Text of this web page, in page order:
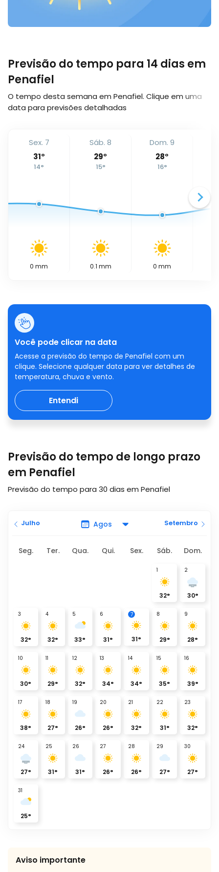
Previsão do tempo para 14 dias em
Penafiel
O tempo desta semana em Penafiel. Clique em uma
data para previsões detalhadas
Sex. 7
31°
14°
0 mm
Sáb. 8
29°
15°
0.1 mm
Dom. 9
28°
16°
0 mm
Você pode clicar na data
Acesse a previsão do tempo de Penafiel com um
clique. Selecione qualquer data para ver detalhes de
temperatura, chuva e vento.
Entendi
Previsão do tempo de longo prazo
em Penafiel
Previsão do tempo para 30 dias em Penafiel
Julho Setembro
Seg. Ter. Qua. Qui. Sex. Sáb. Dom.
1
32°
2
30°
3
32°
4
32°
5
33°
6
31°
7
31°
8
29°
9
28°
10
30°
11
29°
12
32°
13
34°
14
34°
15
35°
16
39°
17
38°
18
27°
19
26°
20
26°
21
32°
22
31°
23
32°
24
27°
25
31°
26
31°
27
26°
28
26°
29
27°
30
27°
31
25°
Aviso importante